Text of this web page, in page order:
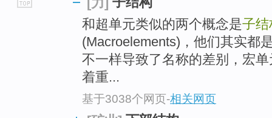
和超单元类似的两个概念是子结
(Macroelements)，他们其实都
不一样导致了名称的差别，宏
着重...
基于3038个网页-相关网页